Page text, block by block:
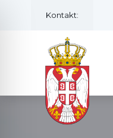
Kontakt: